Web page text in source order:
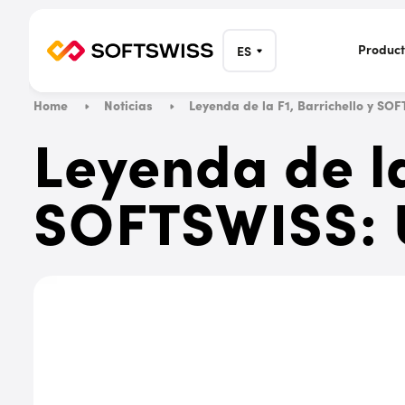
ES
Home Noticias Leyenda de la F1, Barrichello y
Leyenda de